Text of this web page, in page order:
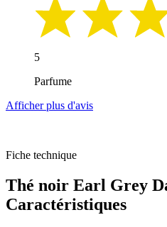
5
Parfume
Afficher plus d'avis
Fiche technique
Thé noir Earl Grey
Caractéristiques